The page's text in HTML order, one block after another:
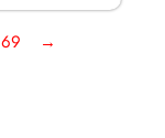
69 →